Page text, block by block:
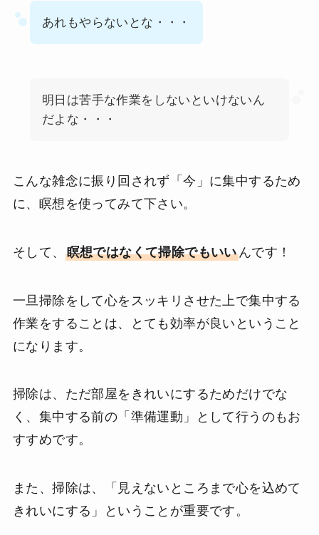
あれもやらないとな・・・
明日は苦手な作業をしないといけないん
だよな・・・
こんな雑念に振り回されず「今」に集中するため
に、瞑想を使ってみて下さい。
そして、 瞑想ではなくて掃除でもいいんです！
一旦掃除をして心をスッキリさせた上で集中する
作業をすることは、とても効率が良いということ
になります。
掃除は、ただ部屋をきれいにするためだけでな
く、集中する前の「準備運動」として行うのもお
すすめです。
また、掃除は、「見えないところまで心を込めて
きれいにする」ということが重要です。